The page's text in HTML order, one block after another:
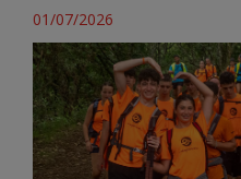
01/07/2026